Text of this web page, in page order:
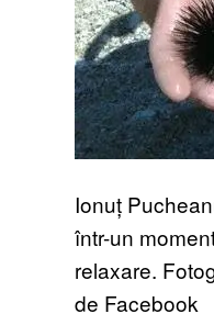
Ionuț
într-un
relaxare.
de Facebook